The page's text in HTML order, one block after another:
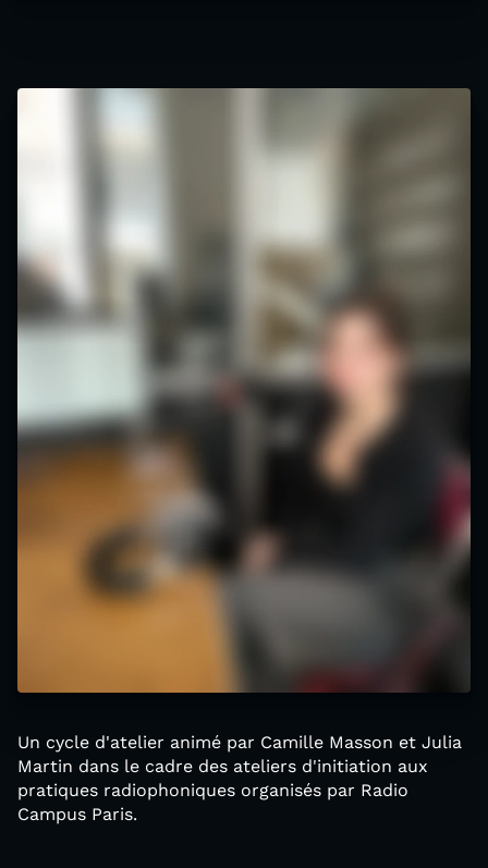
Un cycle d'atelier animé par Camille Masson et Julia
Martin dans le cadre des ateliers d'initiation aux
pratiques radiophoniques organisés par Radio
Campus Paris.